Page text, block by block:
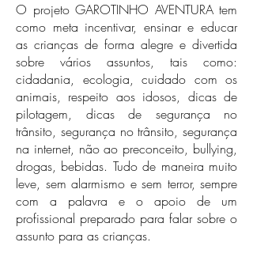
O projeto GAROTINHO AVENTURA tem
como meta incentivar, ensinar e educar
as crianças de forma alegre e divertida
sobre vários assuntos, tais como:
cidadania, ecologia, cuidado com os
animais, respeito aos idosos, dicas de
pilotagem, dicas de segurança no
trânsito, segurança no trânsito, segurança
na internet, não ao preconceito, bullying,
drogas, bebidas. Tudo de maneira muito
leve, sem alarmismo e sem terror, sempre
com a palavra e o apoio de um
profissional preparado para falar sobre o
assunto para as crianças.